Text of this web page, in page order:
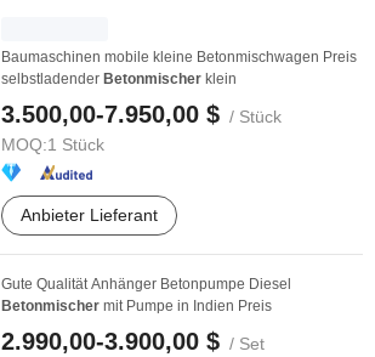
Baumaschinen mobile kleine Betonmischwagen Preis
selbstladender Betonmischer klein
3.500,00-7.950,00 $ / Stück
MOQ:1 Stück
Anbieter Lieferant
Gute Qualität Anhänger Betonpumpe Diesel
Betonmischer mit Pumpe in Indien Preis
2.990,00-3.900,00 $ / Set